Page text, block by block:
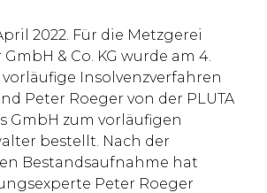
2022. Für die Metzgerei
& Co. KG wurde am 4.
vorläufige Insolvenzverfahren
Peter Roeger von der PLUTA
GmbH zum vorläufigen
bestellt. Nach der
Bestandsaufnahme hat
Peter Roeger